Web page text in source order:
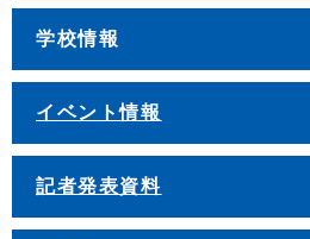
学校情報
イベント情報
記者発表資料